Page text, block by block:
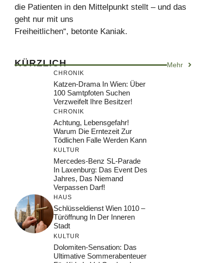
die Patienten in den Mittelpunkt stellt – und das
geht nur mit uns
Freiheitlichen“, betonte Kaniak.
KÜRZLICH Mehr
CHRONIK
Katzen-Drama In Wien: Über
100 Samtpfoten Suchen
Verzweifelt Ihre Besitzer!
CHRONIK
Achtung, Lebensgefahr!
Warum Die Erntezeit Zur
Tödlichen Falle Werden Kann
KULTUR
Mercedes-Benz SL-Parade
In Laxenburg: Das Event Des
Jahres, Das Niemand
Verpassen Darf!
HAUS
Schlüsseldienst Wien 1010 –
Türöffnung In Der Inneren
Stadt
KULTUR
Dolomiten-Sensation: Das
Ultimative Sommerabenteuer